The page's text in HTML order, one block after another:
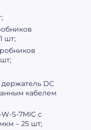
шт;
держатель DC
кабелем
S-7MIC с
– 25 шт;